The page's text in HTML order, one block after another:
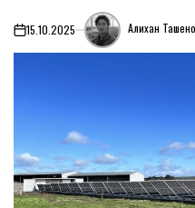
on15.10.2025 Алихан